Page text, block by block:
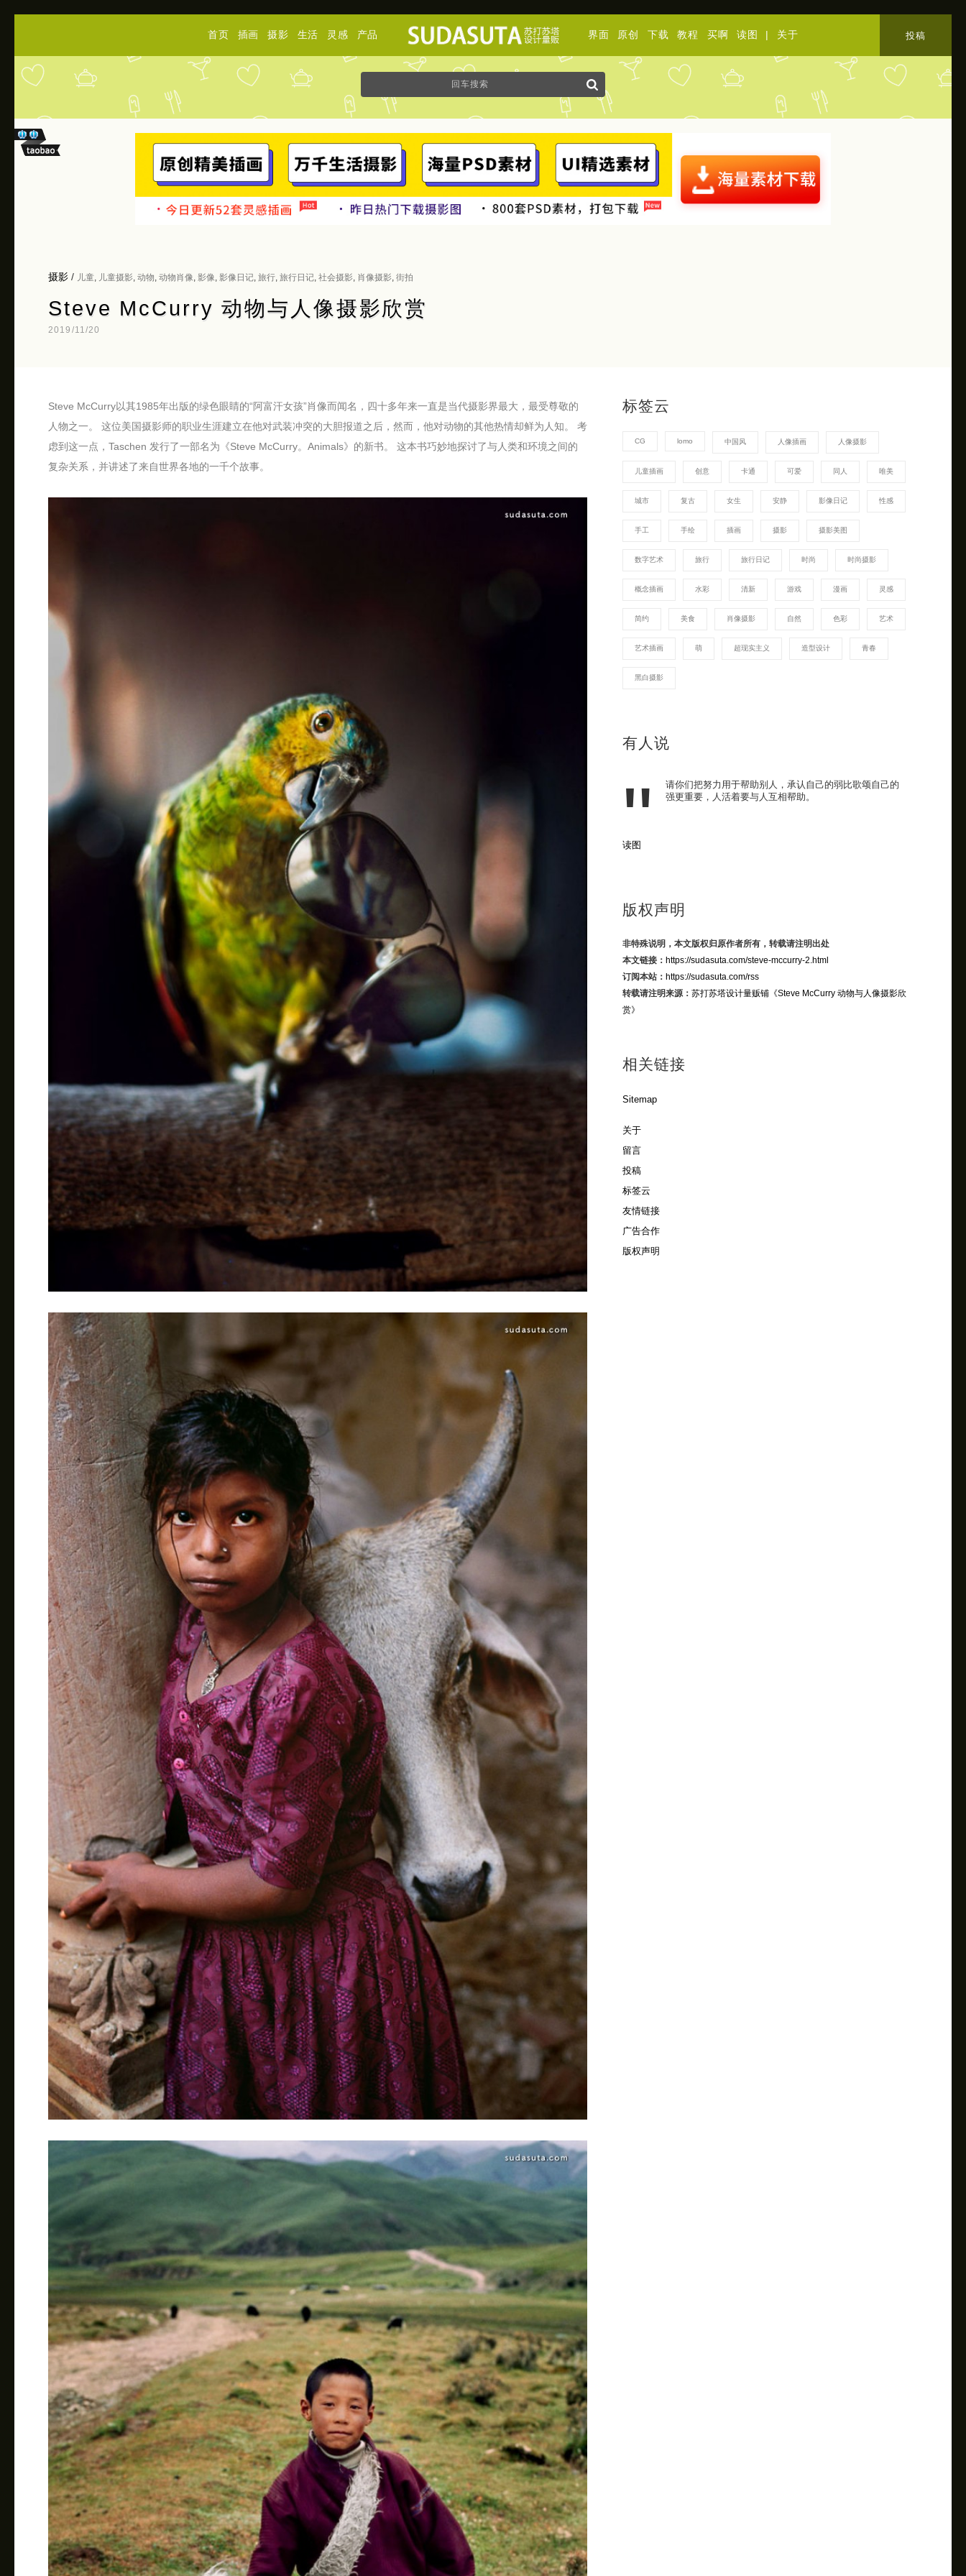
首页 插画 摄影 生活 灵感 产品 界面 原创 下载 教程 买啊 读图 | 关于 投稿
摄影 / 儿童 儿童摄影 动物 动物肖像 影像 影像日记 旅行 旅行日记 社会摄影 肖像摄影 街拍
Steve McCurry 动物与人像摄影欣赏
2019/11/20
Steve McCurry以其1985年出版的绿色眼睛的“阿富汗女孩”肖像而闻名，四十多年来一直是当代摄影界最大，最受尊敬的
人物之一。 这位美国摄影师的职业生涯建立在他对武装冲突的大胆报道之后，然而，他对动物的其他热情却鲜为人知。 考
虑到这一点，Taschen 发行了一部名为《Steve McCurry。Animals》的新书。 这本书巧妙地探讨了与人类和环境之间的
复杂关系，并讲述了来自世界各地的一千个故事。
标签云
CG lomo 中国风 人像插画 人像摄影
儿童插画 创意 卡通 可爱 同人 唯美
城市 复古 女生 安静 影像日记 性感
手工 手绘 插画 摄影 摄影美图
数字艺术 旅行 旅行日记 时尚 时尚摄影
概念插画 水彩 清新 游戏 漫画 灵感
简约 美食 肖像摄影 自然 色彩 艺术
艺术插画 萌 超现实主义 造型设计 青春
黑白摄影
有人说
请你们把努力用于帮助别人，承认自己的弱比歌颂自己的
强更重要，人活着要与人互相帮助。
读图
版权声明
非特殊说明，本文版权归原作者所有，转载请注明出处
本文链接： https://sudasuta.com/steve-mccurry-2.html
订阅本站： https://sudasuta.com/rss
转载请注明来源： 苏打苏塔设计量贩铺《Steve McCurry 动物与人像摄影欣
赏》
相关链接
Sitemap
关于
留言
投稿
标签云
友情链接
广告合作
版权声明